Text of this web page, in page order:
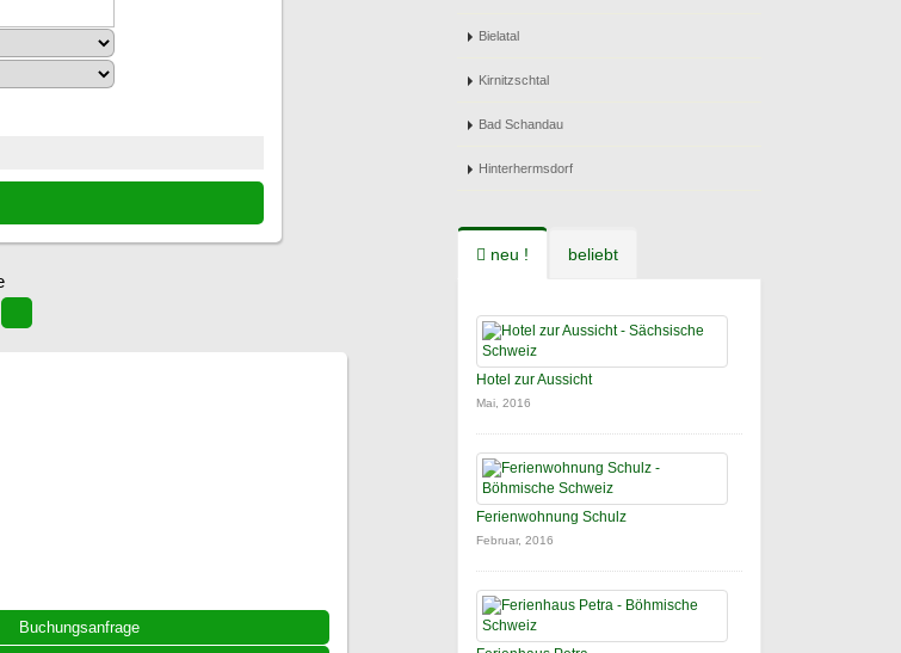
Buchungsanfrage
Bielatal
Kirnitzschtal
Bad Schandau
Hinterhermsdorf
neu ! beliebt
Hotel zur Aussicht
Mai, 2016
Ferienwohnung Schulz
Februar, 2016